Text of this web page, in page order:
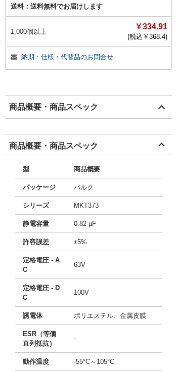
送料： 送料無料でお届けします
1,000個以上
￥334.91
(税込￥ 368.4)
納期・仕様・代替品のお問合せ
商品概要・商品スペック
商品概要・商品スペック
型 商品概要
パッケージ バルク
シリーズ MKT373
静電容量 0.82 µF
許容誤差 ±5%
定格電圧 - A
C
63V
定格電圧 - D
C
100V
誘電体 ポリエステル、金属皮膜
ESR（等価
直列抵抗）
-
動作温度 -55°C～105°C